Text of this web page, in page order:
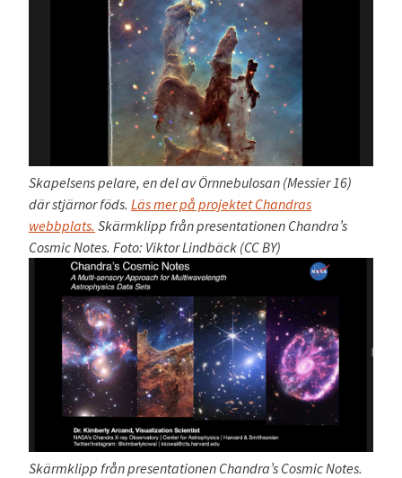
Skapelsens pelare, en del av Örnnebulosan (Messier 16)
där stjärnor föds. Läs mer på projektet Chandras
webbplats. Skärmklipp från presentationen Chandra’s
Cosmic Notes. Foto: Viktor Lindbäck (CC BY)
Skärmklipp från presentationen Chandra’s Cosmic Notes.